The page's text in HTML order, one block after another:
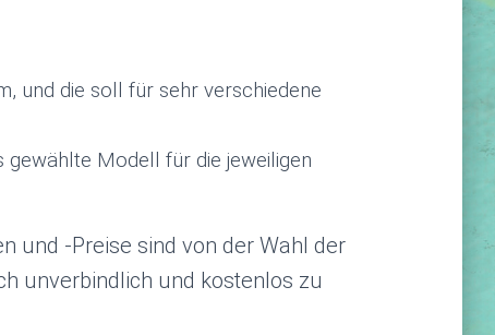
und die soll für sehr verschiedene
gewählte Modell für die jeweiligen
und -Preise sind von der Wahl der
unverbindlich und kostenlos zu